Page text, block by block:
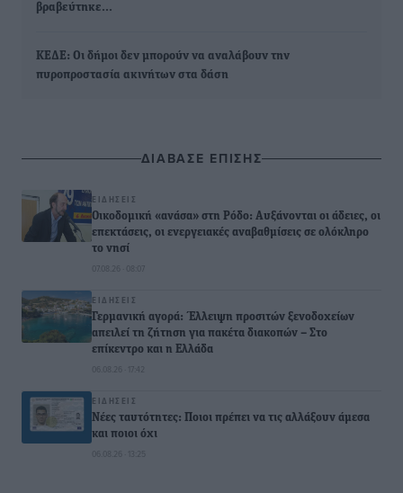
βραβεύτηκε…
ΚΕΔΕ: Οι δήμοι δεν μπορούν να αναλάβουν την
πυροπροστασία ακινήτων στα δάση
ΔΙΑΒΑΣΕ ΕΠΙΣΗΣ
ΕΙΔΉΣΕΙΣ
Οικοδομική «ανάσα» στη Ρόδο: Αυξάνονται οι άδειες, οι
επεκτάσεις, οι ενεργειακές αναβαθμίσεις σε ολόκληρο
το νησί
07.08.26 · 08:07
ΕΙΔΉΣΕΙΣ
Γερμανική αγορά: Έλλειψη προσιτών ξενοδοχείων
απειλεί τη ζήτηση για πακέτα διακοπών – Στο
επίκεντρο και η Ελλάδα
06.08.26 · 17:42
ΕΙΔΉΣΕΙΣ
Νέες ταυτότητες: Ποιοι πρέπει να τις αλλάξουν άμεσα
και ποιοι όχι
06.08.26 · 13:25